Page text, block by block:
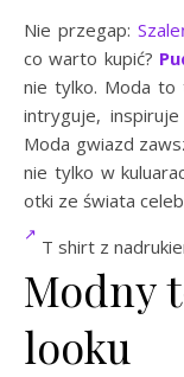
Nie przegap:
co warto kupić?
nie tylko. Moda
intryguje,
Moda gwiazd
nie tylko w
otki ze świata
T shirt z
Modny
looku